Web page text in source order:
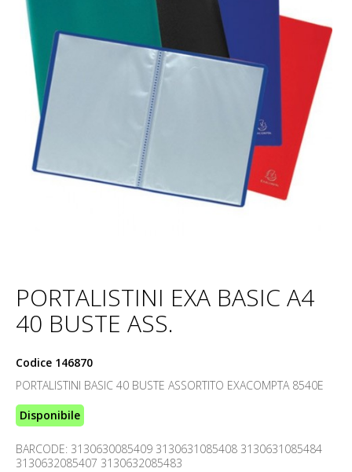
PORTALISTINI EXA BASIC A4
40 BUSTE ASS.
Codice 146870
PORTALISTINI BASIC 40 BUSTE ASSORTITO EXACOMPTA 8540E
Disponibile
BARCODE: 3130630085409 3130631085408 3130631085484
3130632085407 3130632085483